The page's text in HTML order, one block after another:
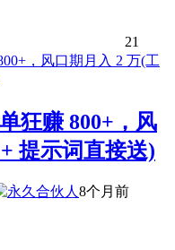
21
狂赚 800+，风
提示词直接送)
8个月前